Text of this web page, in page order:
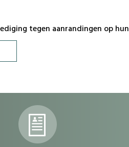
tegen aanrandingen op